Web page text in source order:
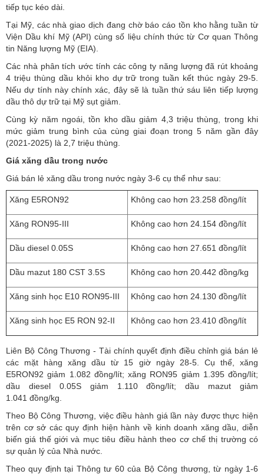
tiếp tục kéo dài.
Tại Mỹ, các nhà giao dịch đang chờ báo cáo tồn kho hằng tuần từ
Viện Dầu khí Mỹ (API) cùng số liệu chính thức từ Cơ quan Thông
tin Năng lượng Mỹ (EIA).
Các nhà phân tích ước tính các công ty năng lượng đã rút khoảng
4 triệu thùng dầu khỏi kho dự trữ trong tuần kết thúc ngày 29-5.
Nếu dự tính này chính xác, đây sẽ là tuần thứ sáu liên tiếp lượng
dầu thô dự trữ tại Mỹ sụt giảm.
Cùng kỳ năm ngoái, tồn kho dầu giảm 4,3 triệu thùng, trong khi
mức giảm trung bình của cùng giai đoạn trong 5 năm gần đây
(2021-2025) là 2,7 triệu thùng.
Giá xăng dầu trong nước
Giá bán lẻ xăng dầu trong nước ngày 3-6 cụ thể như sau:
Xăng E5RON92 Không cao hơn 23.258 đồng/lít
Xăng RON95-III Không cao hơn 24.154 đồng/lít
Dầu diesel 0.05S Không cao hơn 27.651 đồng/lít
Dầu mazut 180 CST 3.5S Không cao hơn 20.442 đồng/kg
Xăng sinh học E10 RON95-III Không cao hơn 24.130 đồng/lít
Xăng sinh học E5 RON 92-II Không cao hơn 23.410 đồng/lít
Liên Bộ Công Thương - Tài chính quyết định điều chỉnh giá bán lẻ
các mặt hàng xăng dầu từ 15 giờ ngày 28-5. Cụ thể, xăng
E5RON92 giảm 1.082 đồng/lít; xăng RON95 giảm 1.395 đồng/lít;
dầu diesel 0.05S giảm 1.110 đồng/lít; dầu mazut giảm
1.041 đồng/kg.
Theo Bộ Công Thương, việc điều hành giá lần này được thực hiện
trên cơ sở các quy định hiện hành về kinh doanh xăng dầu, diễn
biến giá thế giới và mục tiêu điều hành theo cơ chế thị trường có
sự quản lý của Nhà nước.
Theo quy định tại Thông tư 60 của Bộ Công thương, từ ngày 1-6